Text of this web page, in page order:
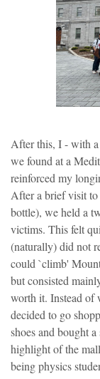
After this, I - with
we found at a
reinforced my
After a brief visit
bottle), we held a
victims. This felt
(naturally) did not
could `climb'
but consisted
worth it. Instead of
decided to go
shoes and bought
highlight of the
being physics